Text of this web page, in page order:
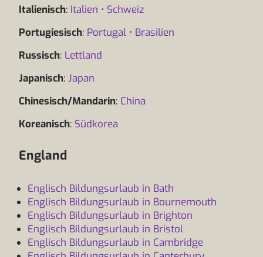
Italienisch: Italien • Schweiz
Portugiesisch: Portugal • Brasilien
Russisch: Lettland
Japanisch: Japan
Chinesisch/Mandarin: China
Koreanisch: Südkorea
England
Englisch Bildungsurlaub in Bath
Englisch Bildungsurlaub in Bournemouth
Englisch Bildungsurlaub in Brighton
Englisch Bildungsurlaub in Bristol
Englisch Bildungsurlaub in Cambridge